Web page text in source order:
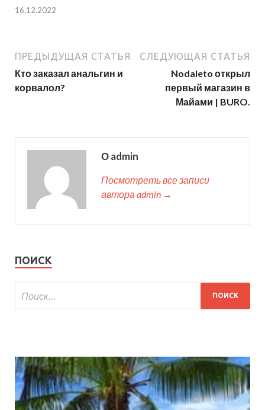
16.12.2022
ПРЕДЫДУЩАЯ СТАТЬЯ
Кто заказал анальгин и
корвалол?
СЛЕДУЮЩАЯ СТАТЬЯ
Nodaleto открыл
первый магазин в
Майами | BURO.
О admin
Посмотреть все записи
автора admin →
ПОИСК